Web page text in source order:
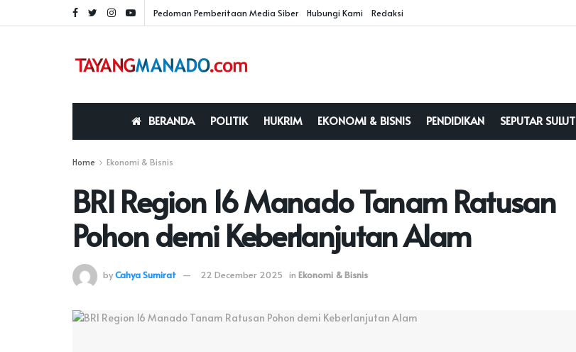
Pedoman Pemberitaan Media Siber Hubungi Kami Redaksi
BERANDA POLITIK HUKRIM EKONOMI & BISNIS PENDIDIKAN SEPUTAR SULUT
Home Ekonomi & Bisnis
BRI Region 16 Manado Tanam Ratusan
Pohon demi Keberlanjutan Alam
byCahya Sumirat 22 December 2025 in Ekonomi & Bisnis